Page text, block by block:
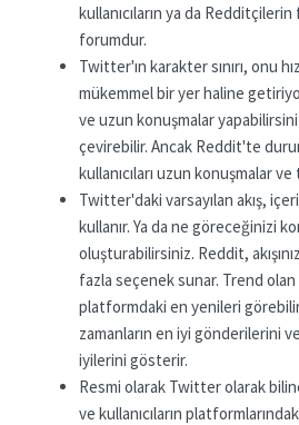
kullanıcıların ya da
forumdur.
Twitter'ın karakter sınırı, onu
mükemmel bir yer haline
ve uzun konuşmalar
çevirebilir. Ancak Reddit'te
kullanıcıları uzun konuşmalar
Twitter'daki varsayılan akış,
kullanır. Ya da ne göreceğinizi
oluşturabilirsiniz. Reddit,
fazla seçenek sunar. Trend
platformdaki en yenileri
zamanların en iyi gönderilerini
iyilerini gösterir.
Resmi olarak Twitter olarak
ve kullanıcıların